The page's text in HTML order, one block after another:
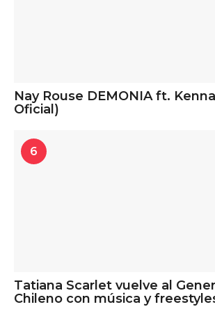
Nay Rouse DEMONIA ft.
Oficial)
6
Tatiana Scarlet vuelve al
Chileno con música y